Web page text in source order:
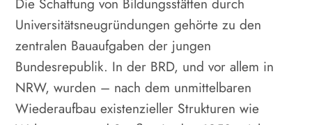
Universitätsneugründungen gehörte zu den
zentralen Bauaufgaben der jungen
Bundesrepublik. In der BRD, und vor allem in
NRW, wurden – nach dem unmittelbaren
Wiederaufbau existenzieller Strukturen wie